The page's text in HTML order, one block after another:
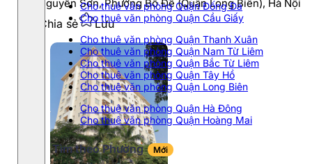
Cho thuê văn phòng Quận Đống Đa
Cho thuê văn phòng Quận Cầu Giấy
Cho thuê văn phòng Quận Thanh Xuân
Cho thuê văn phòng Quận Nam Từ Liêm
Cho thuê văn phòng Quận Bắc Từ Liêm
Cho thuê văn phòng Quận Tây Hồ
Cho thuê văn phòng Quận Long Biên
Cho thuê văn phòng Quận Hà Đông
Cho thuê văn phòng Quận Hoàng Mai
Tìm theo Phường Mới
45 Nguyễn Sơn, Phường Bồ Đề (Quận Long Biên), Hà Nội
Chia sẻ Lưu